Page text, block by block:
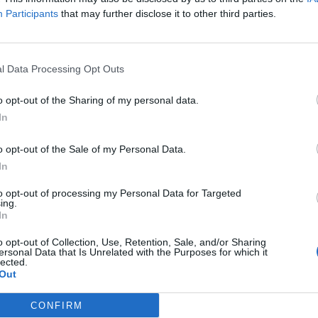
Participants that may further disclose it to other third parties.
Data Processing Opt Outs
opt-out of the Sharing of my personal data.
opt-out of the Sale of my Personal Data.
opt-out of processing my Personal Data for Targeted
opt-out of Collection, Use, Retention, Sale, and/or Sharing
Data that Is Unrelated with the Purposes for which it
CONFIRM
la perseguita: così fa un pò di
che viene abbandonata perfino dal
Ma ci sono poi le stories
Instagram, in cui l’influencer "ritrova la
la sua immagine e torna
in una veste diversa, quella di una
reagire alle avversità. Una donna in cui
tante altre abbandonate nel
bisogno".